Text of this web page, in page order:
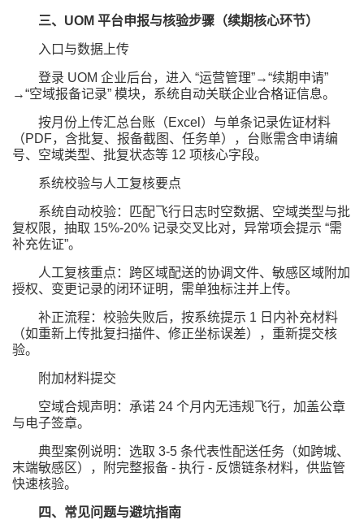
三、UOM 平台申报与核验步骤（续期核心环节）
入口与数据上传
登录 UOM 企业后台，进入 “运营管理”→“续期申请”
→“空域报备记录” 模块，系统自动关联企业合格证信息。
按月份上传汇总台账（Excel）与单条记录佐证材料
（PDF，含批复、报备截图、任务单），台账需含申请编
号、空域类型、批复状态等 12 项核心字段。
系统校验与人工复核要点
系统自动校验：匹配飞行日志时空数据、空域类型与批
复权限，抽取 15%-20% 记录交叉比对，异常项会提示 “需
补充佐证”。
人工复核重点：跨区域配送的协调文件、敏感区域附加
授权、变更记录的闭环证明，需单独标注并上传。
补正流程：校验失败后，按系统提示 1 日内补充材料
（如重新上传批复扫描件、修正坐标误差），重新提交核
验。
附加材料提交
空域合规声明：承诺 24 个月内无违规飞行，加盖公章
与电子签章。
典型案例说明：选取 3-5 条代表性配送任务（如跨城、
末端敏感区），附完整报备 - 执行 - 反馈链条材料，供监管
快速核验。
四、常见问题与避坑指南